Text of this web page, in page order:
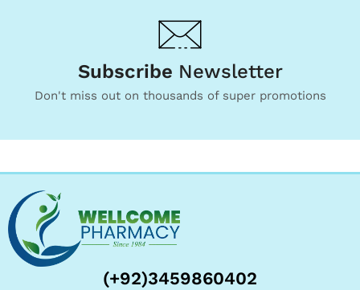
Subscribe Newsletter
Don't miss out on thousands of super promotions
(+92)3459860402